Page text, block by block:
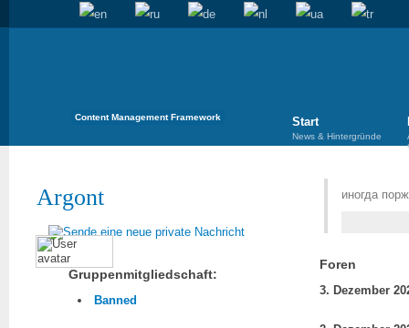
Content Management Framework Start
News & Hintergründe
Argont
Gruppenmitgliedschaft:
Banned
иногда
Foren